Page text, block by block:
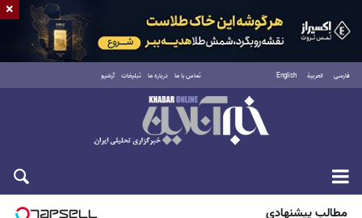
فارسی العربية English تماس با ما درباره ما تبلیغات آرشیو
پنجشنبه ۱۵ مرداد ۱۴۰۵
مطالب پیشنهادی
×